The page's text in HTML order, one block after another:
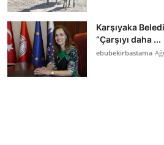
Karşıyaka
“Çarşıyı daha ...
ebubekirbastama